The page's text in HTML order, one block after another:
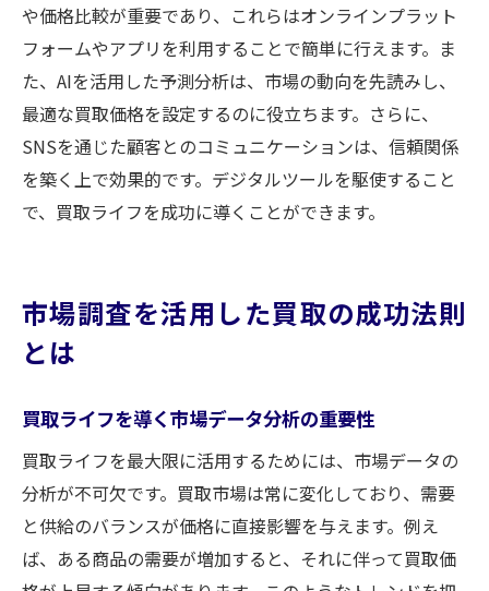
や価格比較が重要であり、これらはオンラインプラット
フォームやアプリを利用することで簡単に行えます。ま
た、AIを活用した予測分析は、市場の動向を先読みし、
最適な買取価格を設定するのに役立ちます。さらに、
SNSを通じた顧客とのコミュニケーションは、信頼関係
を築く上で効果的です。デジタルツールを駆使すること
で、買取ライフを成功に導くことができます。
市場調査を活用した買取の成功法則
とは
買取ライフを導く市場データ分析の重要性
買取ライフを最大限に活用するためには、市場データの
分析が不可欠です。買取市場は常に変化しており、需要
と供給のバランスが価格に直接影響を与えます。例え
ば、ある商品の需要が増加すると、それに伴って買取価